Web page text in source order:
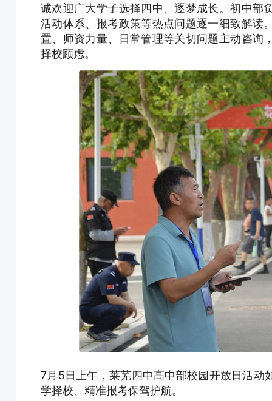
诚欢迎广大学子选择四中、逐梦成长。初中部
活动体系、报考政策等热点问题逐一细致解读
置、师资力量、日常管理等关切问题主动咨询
择校顾虑。
7月5日上午，莱芜四中高中部校园开放日活动
学择校、精准报考保驾护航。